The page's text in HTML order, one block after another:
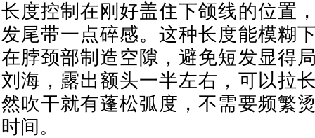
长度控制在刚好盖住下颌线的位置
发尾带一点碎感。这种长度能模糊
在脖颈部制造空隙，避免短发显得
刘海，露出额头一半左右，可以拉
然吹干就有蓬松弧度，不需要频繁
时间。